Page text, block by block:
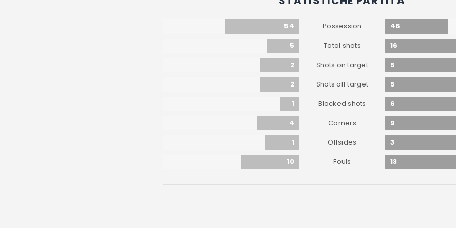
54 Possession
46
5
Total shots
16
2
Shots on target
5
2
Shots off target
5
1
Blocked shots
6
4
Corners
9
1
Offsides
3
10
Fouls 13